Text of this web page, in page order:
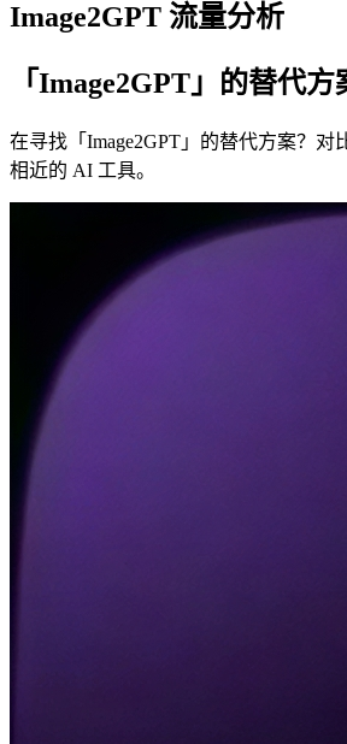
Image2GPT 流量分析
「Image2GPT」的替代方
在寻找「Image2GPT」的替代方案？对
相近的 AI 工具。